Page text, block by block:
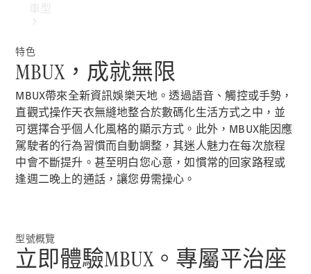
所有車型
新型號
純電動車型
房車
特色
MBUX，成就無限
MBUX帶來全新資訊娛樂天地。透過語音、觸控或手勢，
直觀式操作天衣無縫地整合於數碼化生活方式之中，並
可選擇合乎個人化風格的顯示方式。此外，MBUX能因應
駕駛者的行為習慣而自動調整，其迷人魅力在每次旅程
中會不斷提升。甚至明白您心意，如慣常的回家路程或
逢週二晚上的通話，讓您毋需操心。
型號概覽
立即體驗MBUX。專屬平治座